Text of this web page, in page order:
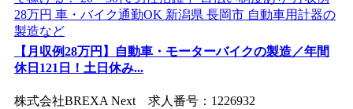
【月収例28万円】自動車・モーターバイクの製造／年間
休日121日！土日休み...
株式会社BREXA Next 求人番号：1226932